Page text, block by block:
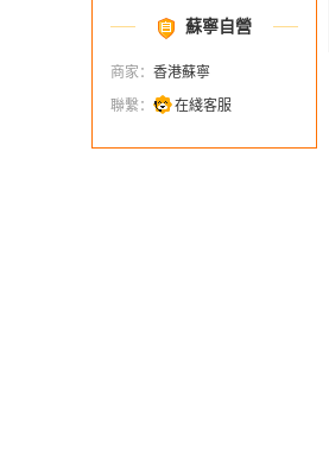
蘇寧自營
商家： 香港蘇寧
聯繫：
在綫客服